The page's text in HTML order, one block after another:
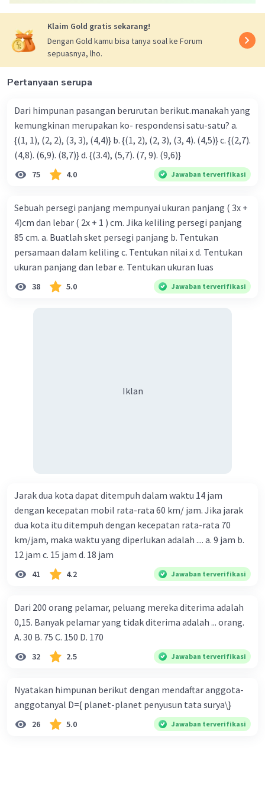
aljabar (2x + 3) + (4x - 7) ekuivalen dengan 6x - 4.
Penjelasan:
(2x + 3) + (4x - 7) = 2x + 3 + 4x - 7 = 6x - 4
Bentuk aljabar (2x + 3) + (4x - 7) ekuivalen dengan 6x - 4.
Beri Rating·2.5(2) Balas
Iklan
Klaim Gold gratis sekarang!
Dengan Gold kamu bisa tanya soal ke Forum
sepuasnya, lho.
Pertanyaan serupa
Dari himpunan pasangan berurutan berikut.manakah yang
kemungkinan merupakan ko- respondensi satu-satu? a.
{(1, 1), (2, 2), (3, 3), (4,4)} b. {(1, 2), (2, 3), (3, 4). (4,5)} c. {(2,7).
(4,8). (6,9). (8,7)} d. {(3.4), (5,7). (7, 9). (9,6)}
75 4.0 Jawaban terverifikasi
Sebuah persegi panjang mempunyai ukuran panjang ( 3x +
4)cm dan lebar ( 2x + 1 ) cm. Jika keliling persegi panjang
85 cm. a. Buatlah sket persegi panjang b. Tentukan
persamaan dalam keliling c. Tentukan nilai x d. Tentukan
ukuran panjang dan lebar e. Tentukan ukuran luas
38 5.0 Jawaban terverifikasi
Iklan
Jarak dua kota dapat ditempuh dalam waktu 14 jam
dengan kecepatan mobil rata-rata 60 km/ jam. Jika jarak
dua kota itu ditempuh dengan kecepatan rata-rata 70
km/jam, maka waktu yang diperlukan adalah .... a. 9 jam b.
12 jam c. 15 jam d. 18 jam
41 4.2 Jawaban terverifikasi
Dari 200 orang pelamar, peluang mereka diterima adalah
0,15. Banyak pelamar yang tidak diterima adalah ... orang.
A. 30 B. 75 C. 150 D. 170
32 2.5 Jawaban terverifikasi
Nyatakan himpunan berikut dengan mendaftar anggota-
anggotanyal D={ planet-planet penyusun tata surya\}
26 5.0 Jawaban terverifikasi